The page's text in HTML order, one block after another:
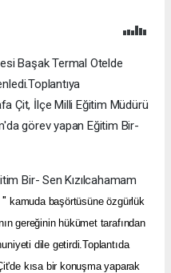
Başak Termal Otelde
Çit, İlçe Milli Eğitim Müdürü
görev yapan Eğitim Bir-
Bir- Sen Kızılcahamam
" kamuda başörtüsüne özgürlük
gereğinin hükümet tarafından
dile getirdi.Toplantıda
kısa bir konuşma yaparak